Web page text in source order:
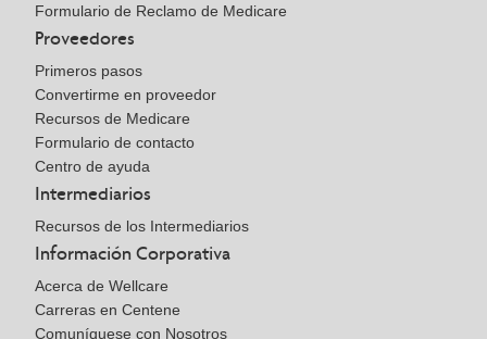
Formulario de Reclamo de Medicare
Proveedores
Primeros pasos
Convertirme en proveedor
Recursos de Medicare
Formulario de contacto
Centro de ayuda
Intermediarios
Recursos de los Intermediarios
Información Corporativa
Acerca de Wellcare
Carreras en Centene
Comuníquese con Nosotros